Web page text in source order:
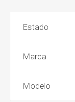
Estado
Marca
Modelo